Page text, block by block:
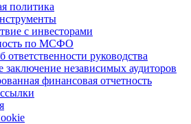
политика
с инвеcторами
по МСФО
ответственности руководства
заключение независимых аудиторов
финансовая отчетность